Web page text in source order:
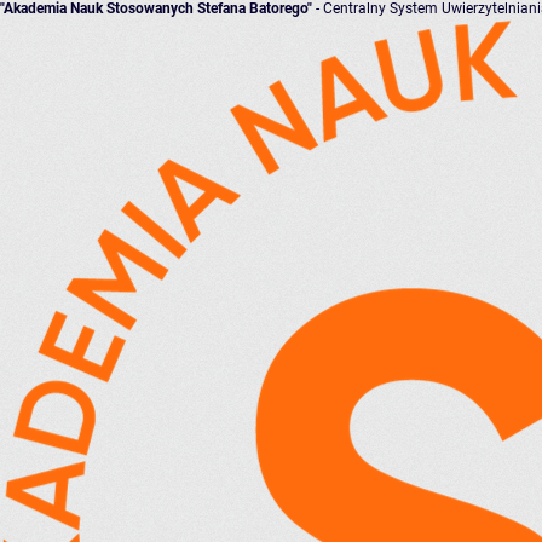
"Akademia Nauk Stosowanych Stefana Batorego" - Centralny System